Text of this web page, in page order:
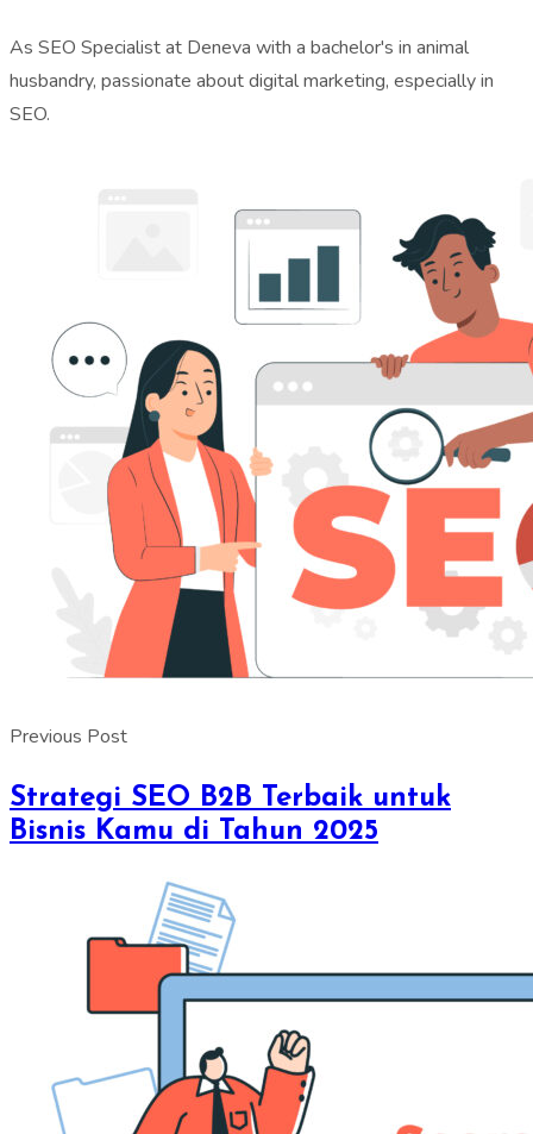
As SEO Specialist at Deneva with a bachelor's in animal
husbandry, passionate about digital marketing, especially in
SEO.
Previous Post
Strategi SEO B2B Terbaik untuk
Bisnis Kamu di Tahun 2025